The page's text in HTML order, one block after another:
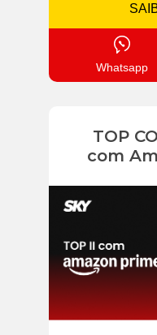
Whatsapp
TOP
com